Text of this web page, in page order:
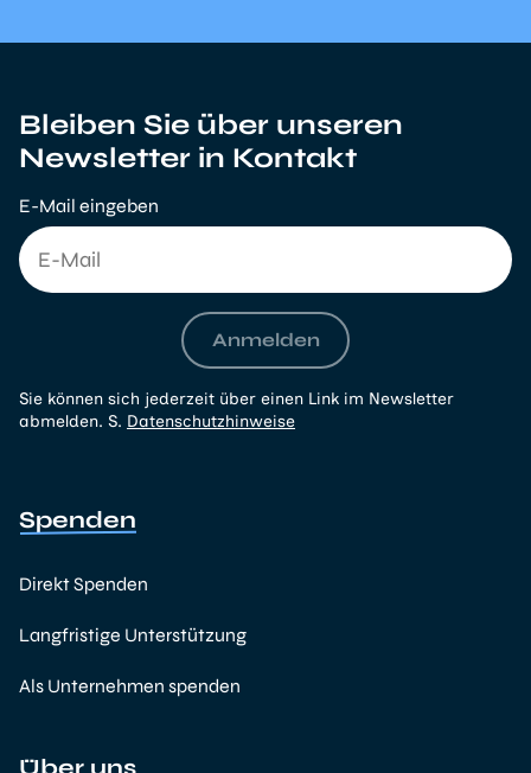
Bleiben Sie über unseren
Newsletter in Kontakt
E-Mail eingeben
Anmelden
Sie können sich jederzeit über einen Link im Newsletter
abmelden. S. Datenschutzhinweise
Spenden
Direkt Spenden
Langfristige Unterstützung
Als Unternehmen spenden